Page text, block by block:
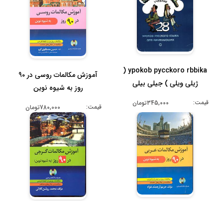
ypokob pycckoro rbbika (
ژیلی ویلی ) جیلی بیلی
قیمت: 345,000تومان
آموزش مکالمات روسی در 90
روز به شیوه نوین
قیمت: 780,000تومان